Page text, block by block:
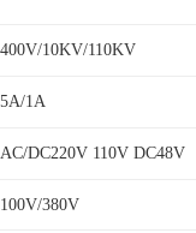
400V/10KV/110KV
5A/1A
AC/DC220V 110V DC48V
100V/380V